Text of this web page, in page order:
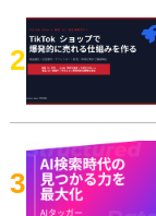
2
3